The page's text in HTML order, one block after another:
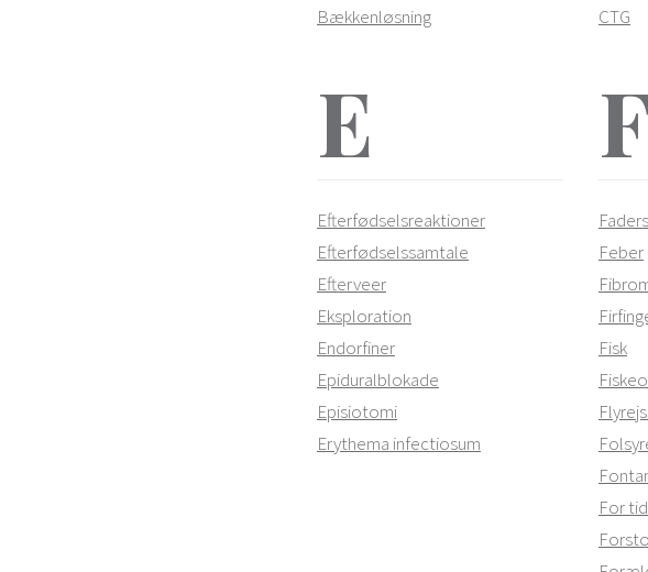
Bækkenløsning
CTG
E
Efterfødselsreaktioner
Efterfødselssamtale
Efterveer
Eksploration
Endorfiner
Epiduralblokade
Episiotomi
Erythema infectiosum
F
Feber
Fisk
For